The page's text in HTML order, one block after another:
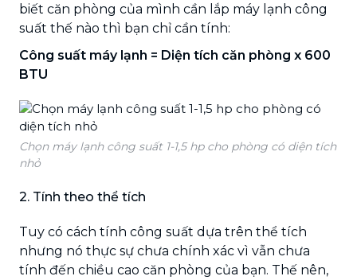
biết căn phòng của mình cần lắp máy lạnh công
suất thế nào thì bạn chỉ cần tính:
Công suất máy lạnh = Diện tích căn phòng x 600
BTU
Chọn máy lạnh công suất 1-1,5 hp cho phòng có diện tích
nhỏ
2. Tính theo thể tích
Tuy có cách tính công suất dựa trên thể tích
nhưng nó thực sự chưa chính xác vì vẫn chưa
tính đến chiều cao căn phòng của bạn. Thế nên,